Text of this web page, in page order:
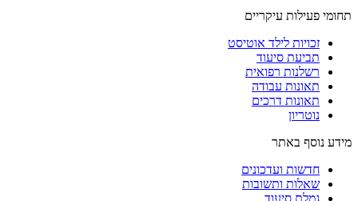
תחומי פעילות עיקריים
זכויות לילד אוטיסט
תביעת סיעוד
רשלנות רפואית
תאונות עבודה
תאונות דרכים
נוטריון
מידע נוסף באתר
חדשות ועדכונים
שאלות ותשובות
גמלת סיעוד